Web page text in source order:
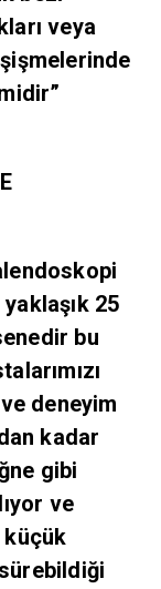
veya
25
bu
deneyim
kadar
gibi
ve
küçük